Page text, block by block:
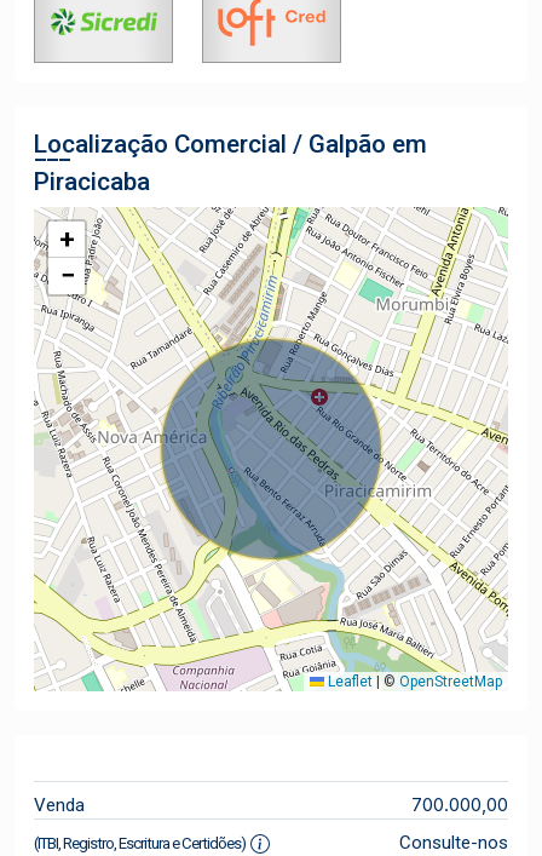
Localização Comercial / Galpão em
Piracicaba
+
−
Leaflet © OpenStreetMap
Venda 700.000,00
(ITBI, Registro, Escritura e Certidões) Consulte-nos